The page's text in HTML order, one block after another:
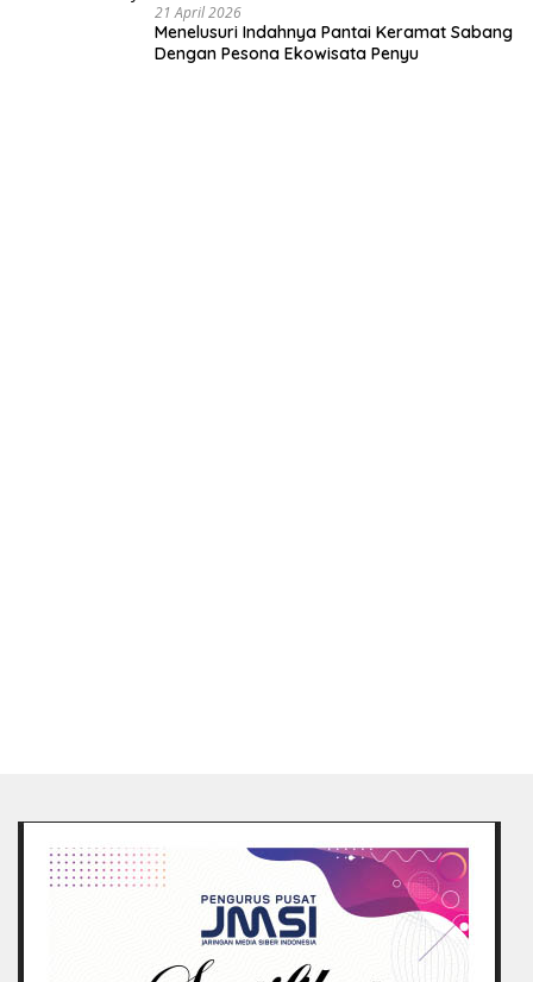
21 April 2026
Menelusuri Indahnya Pantai Keramat Sabang
Dengan Pesona Ekowisata Penyu